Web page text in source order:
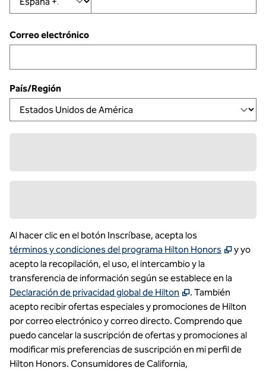
Correo electrónico
País/Región
Al hacer clic en el botón Inscríbase, acepta los
términos y condiciones del programa Hilton Honors
,Se
y yo
acepto la recopilación, el uso, el intercambio y la
transferencia de información según se establece en la
Declaración de privacidad global de Hilton
, abre una
. También
acepto recibir ofertas especiales y promociones de Hilton
por correo electrónico y correo directo. Comprendo que
puedo cancelar la suscripción de ofertas y promociones al
modificar mis preferencias de suscripción en mi perfil de
Hilton Honors. Consumidores de California,